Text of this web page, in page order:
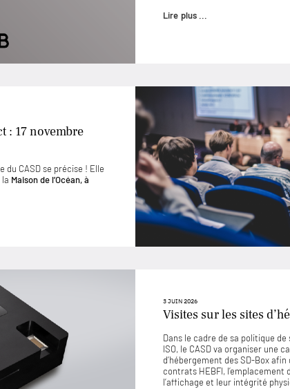
Lire plus ...
: 17 novembre
du CASD se précise ! Elle
la Maison de l’Océan, à
3 JUIN 2026
Visites sur les sites
Dans le cadre de sa politique
ISO, le CASD va organiser une
d’hébergement des SD-Box
contrats HEBFI, l’emplacement
l’affichage et leur intégrité